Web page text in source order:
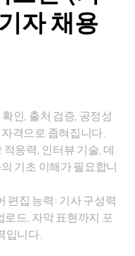
자 채용
인, 출처 검증, 공정성
격으로 좁혀집니다.
적응력, 인터뷰 기술, 데
기초 이해가 필요합니
편집 능력: 기사 구성력
로드, 자막 표현까지 포
입니다.